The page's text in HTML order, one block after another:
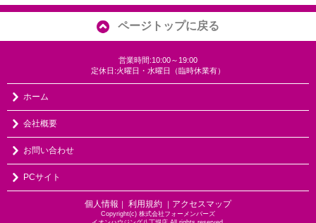
ページトップに戻る
営業時間:10:00～19:00
定休日:火曜日・水曜日（臨時休業有）
ホーム
会社概要
お問い合わせ
PCサイト
個人情報 ｜ 利用規約 ｜ アクセスマップ
Copyright(c) 株式会社フォーメンバーズ